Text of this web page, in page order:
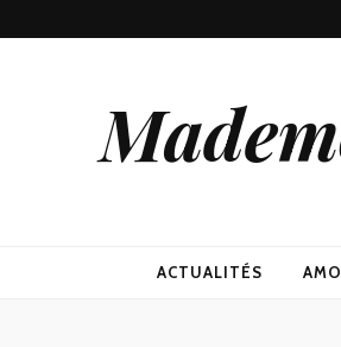
ACTUALITÉS